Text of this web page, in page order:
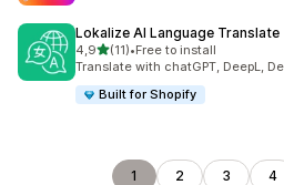
Lokalize AI Language Translate
4,9stelle su 5
(11)
11 recensioni totali
•Free to install
Translate with chatGPT, DeepL,
Built for Shopify
1 2 3 4